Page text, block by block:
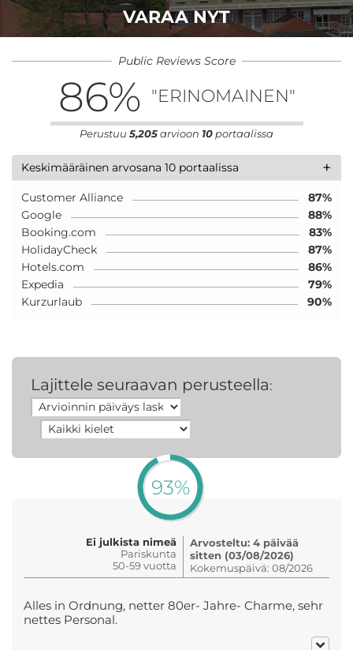
VARAA NYT
Public Reviews Score
86% "ERINOMAINEN"
Perustuu 5,205arvioon 10 portaalissa
+
Keskimääräinen arvosana 10 portaalissa
Customer Alliance
87%
Google
88%
Booking.com
83%
HolidayCheck
87%
Hotels.com
86%
Expedia
79%
Kurzurlaub
90%
Lajittele seuraavan perusteella:
93%
Ei julkista nimeä
Pariskunta
50-59 vuotta
Arvosteltu: 4 päivää
sitten (03/08/2026)
Kokemuspäivä: 08/2026
Alles in Ordnung, netter 80er- Jahre- Charme, sehr
nettes Personal.